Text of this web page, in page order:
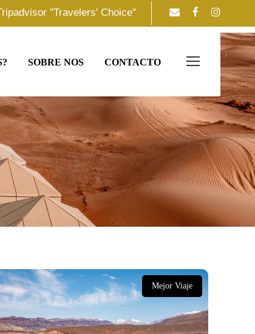
''Travelers' Choice''
SOBRE NOS CONTACTO
Mejor Viaje